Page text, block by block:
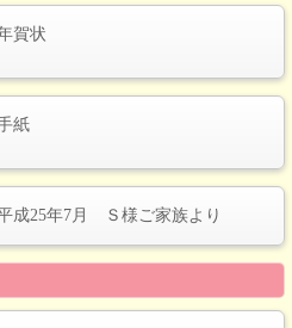
賀状
紙
成25年7月 Ｓ様ご家族より